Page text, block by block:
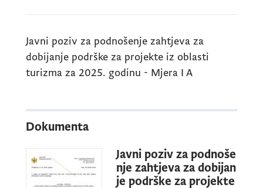
Javni poziv za podnošenje zahtjeva za
dobijanje podrške za projekte iz oblasti
turizma za 2025. godinu - Mjera I A
Dokumenta
Javni poziv za podnoše
nje zahtjeva za dobijan
je podrške za projekte